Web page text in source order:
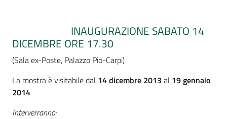
Seguici
su
INAUGURAZIONE SABATO 14
DICEMBRE ORE 17.30
(Sala ex-Poste, Palazzo Pio-Carpi)
La mostra è visitabile dal 14 dicembre 2013 al 19 gennaio
2014
Interverranno: